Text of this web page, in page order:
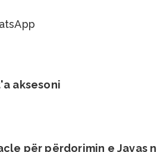
aksesoni
për përdorimin e Javas